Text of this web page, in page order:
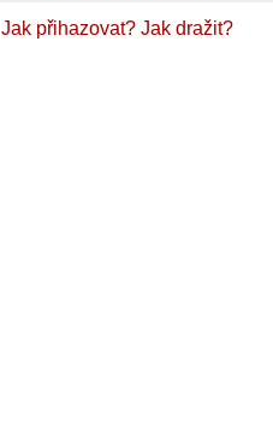
Jak přihazovat? Jak dražit?